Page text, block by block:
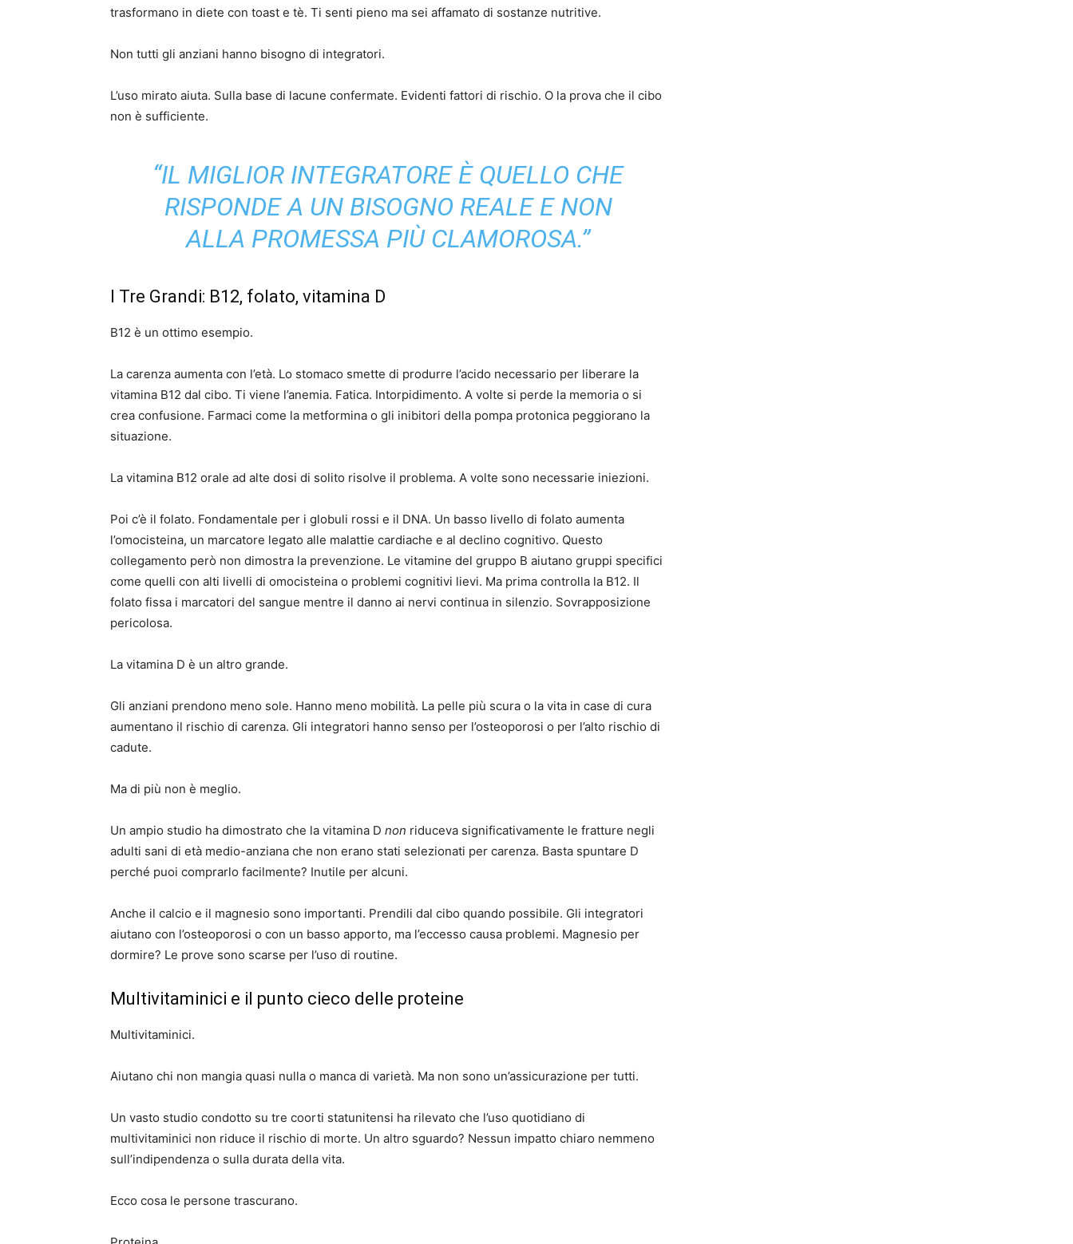
trasformano in diete con toast e tè. Ti senti pieno ma sei affamato di sostanze nutritive.
Non tutti gli anziani hanno bisogno di integratori.
L’uso mirato aiuta. Sulla base di lacune confermate. Evidenti fattori di rischio. O la prova che il cibo
non è sufficiente.
“IL MIGLIOR INTEGRATORE È QUELLO CHE
RISPONDE A UN BISOGNO REALEE NON
ALLA PROMESSA PIÙ CLAMOROSA.”
I Tre Grandi: B12, folato, vitamina D
B12 è un ottimo esempio.
La carenza aumenta con l’età. Lo stomaco smette di produrre l’acido necessario per liberare la
vitamina B12 dal cibo. Ti viene l’anemia. Fatica. Intorpidimento. A volte si perde la memoria o si
crea confusione. Farmaci come la metformina o gli inibitori della pompa protonica peggiorano la
situazione.
La vitamina B12 orale ad alte dosi di solito risolve il problema. A volte sono necessarie iniezioni.
Poi c’è il folato. Fondamentale per i globuli rossi e il DNA. Un basso livello di folato aumenta
l’omocisteina, un marcatore legato alle malattie cardiache e al declino cognitivo. Questo
collegamento però non dimostra la prevenzione. Le vitamine del gruppo B aiutano gruppi specifici
come quelli con alti livelli di omocisteina o problemi cognitivi lievi. Ma prima controlla la B12. Il
folato fissa i marcatori del sangue mentre il danno ai nervi continua in silenzio. Sovrapposizione
pericolosa.
La vitamina D è un altro grande.
Gli anziani prendono meno sole. Hanno meno mobilità. La pelle più scura o la vita in case di cura
aumentano il rischio di carenza. Gli integratori hanno senso per l’osteoporosi o per l’alto rischio di
cadute.
Ma di più non è meglio.
Un ampio studio ha dimostrato che la vitamina D non riduceva significativamente le fratture negli
adulti sani di età medio-anziana che non erano stati selezionati per carenza. Basta spuntare D
perché puoi comprarlo facilmente? Inutile per alcuni.
Anche il calcio e il magnesio sono importanti. Prendili dal cibo quando possibile. Gli integratori
aiutano con l’osteoporosi o con un basso apporto, ma l’eccesso causa problemi. Magnesio per
dormire? Le prove sono scarse per l’uso di routine.
Multivitaminici e il punto cieco delle proteine
Multivitaminici.
Aiutano chi non mangia quasi nulla o manca di varietà. Ma non sono un’assicurazione per tutti.
Un vasto studio condotto su tre coorti statunitensi ha rilevato che l’uso quotidiano di
multivitaminici non riduce il rischio di morte. Un altro sguardo? Nessun impatto chiaro nemmeno
sull’indipendenza o sulla durata della vita.
Ecco cosa le persone trascurano.